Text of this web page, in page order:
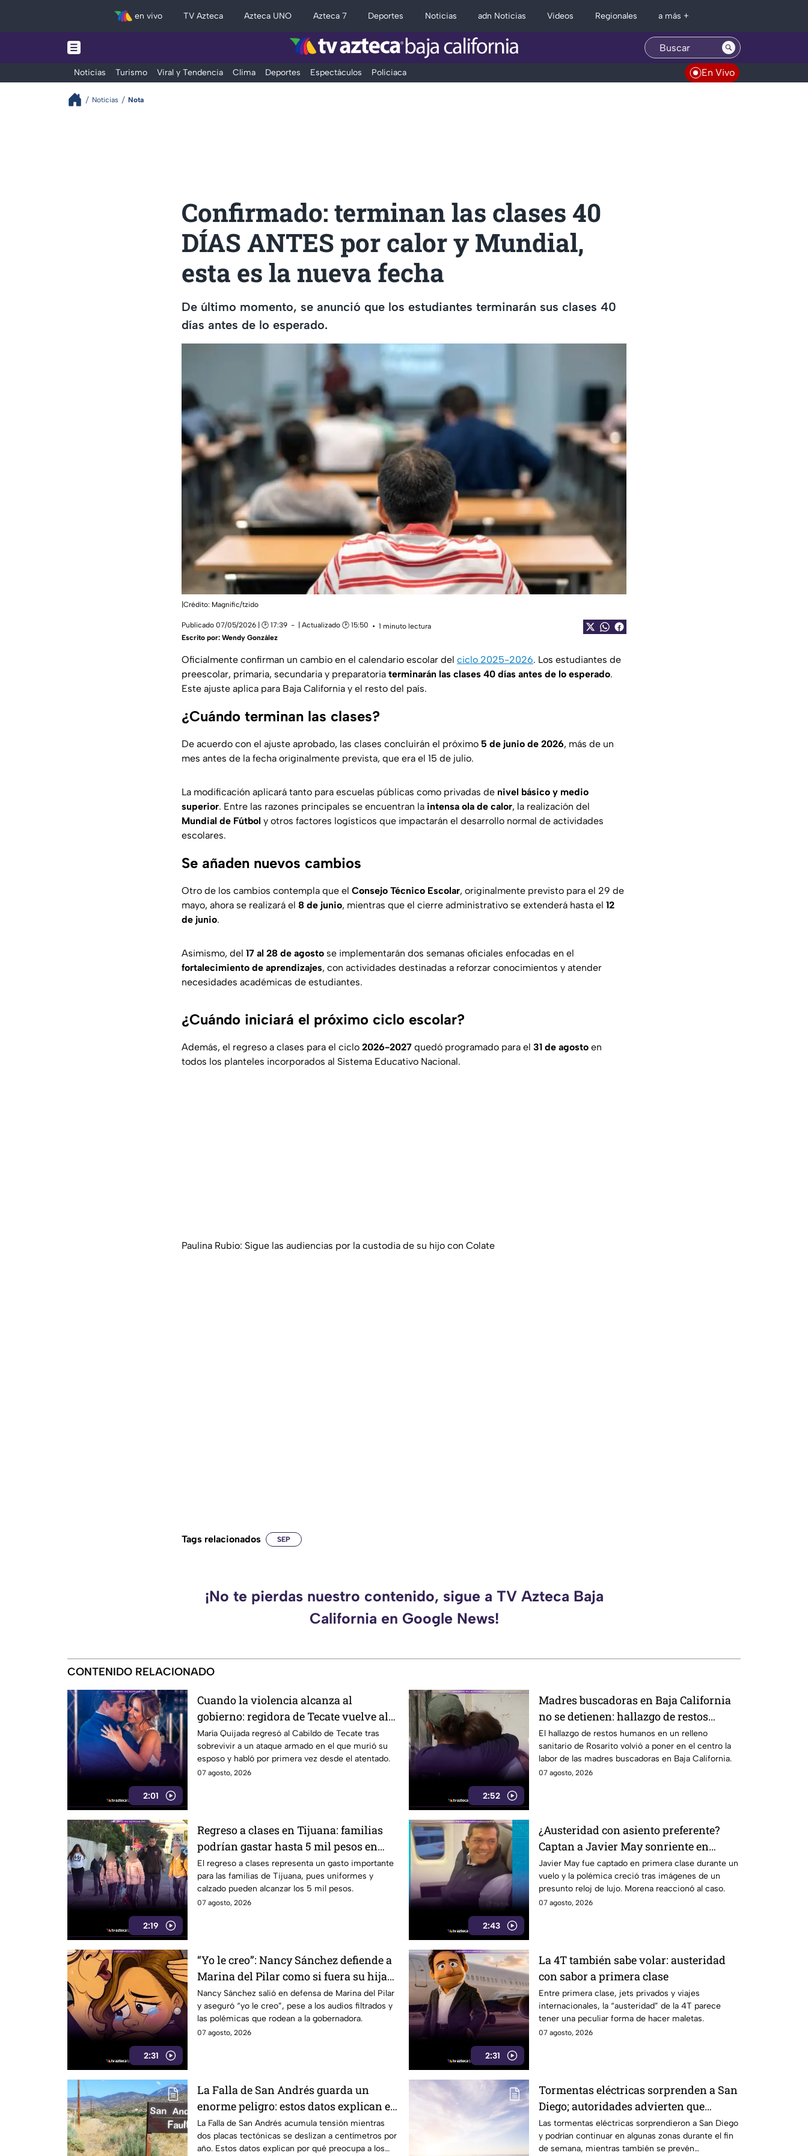
en vivo TV Azteca Azteca UNO Azteca 7 Deportes Noticias adn Noticias Videos Regionales a más +
Noticias Turismo Viral y Tendencia Clima Deportes Espectáculos Policiaca En Vivo
Noticias Nota
Confirmado: terminan las clases 40
DÍAS ANTES por calor y Mundial,
esta es la nueva fecha
De último momento, se anunció que los estudiantes terminarán sus clases 40
días antes de lo esperado.
|Crédito: Magnific/tzido
Publicado 07/05/2026 | 🕑 17:39 | Actualizado 🕑 15:50
1 minuto lectura
Escrito por: Wendy González
Oficialmente confirman un cambio en el calendario escolar del ciclo 2025-2026. Los estudiantes de
preescolar, primaria, secundaria y preparatoria terminarán las clases 40 días antes de lo esperado.
Este ajuste aplica para Baja California y el resto del país.
¿Cuándo terminan las clases?
De acuerdo con el ajuste aprobado, las clases concluirán el próximo 5 de junio de 2026, más de un
mes antes de la fecha originalmente prevista, que era el 15 de julio.
La modificación aplicará tanto para escuelas públicas como privadas de nivel básico y medio
superior. Entre las razones principales se encuentran la intensa ola de calor, la realización del
Mundial de Fútbol y otros factores logísticos que impactarán el desarrollo normal de actividades
escolares.
Se añaden nuevos cambios
Otro de los cambios contempla que el Consejo Técnico Escolar, originalmente previsto para el 29 de
mayo, ahora se realizará el 8 de junio, mientras que el cierre administrativo se extenderá hasta el 12
de junio.
Asimismo, del 17 al 28 de agosto se implementarán dos semanas oficiales enfocadas en el
fortalecimiento de aprendizajes, con actividades destinadas a reforzar conocimientos y atender
necesidades académicas de estudiantes.
¿Cuándo iniciará el próximo ciclo escolar?
Además, el regreso a clases para el ciclo 2026-2027 quedó programado para el 31 de agosto en
todos los planteles incorporados al Sistema Educativo Nacional.
Paulina Rubio: Sigue las audiencias por la custodia de su hijo con Colate
Tags relacionados SEP
¡No te pierdas nuestro contenido, sigue a TV Azteca Baja
California en Google News!
CONTENIDO RELACIONADO
2:01
Cuando la violencia alcanza al
gobierno: regidora de Tecate vuelve al
Cabildo tras sobrevivir a un ataque
armado
María Quijada regresó al Cabildo de Tecate tras
sobrevivir a un ataque armado en el que murió su
esposo y habló por primera vez desde el atentado.
07 agosto, 2026
2:52
Madres buscadoras en Baja California
no se detienen: hallazgo de restos
humanos reaviva la preocupación
El hallazgo de restos humanos en un relleno
sanitario de Rosarito volvió a poner en el centro la
labor de las madres buscadoras en Baja California.
07 agosto, 2026
2:19
Regreso a clases en Tijuana: familias
podrían gastar hasta 5 mil pesos en
uniformes y calzado
El regreso a clases representa un gasto importante
para las familias de Tijuana, pues uniformes y
calzado pueden alcanzar los 5 mil pesos.
07 agosto, 2026
2:43
¿Austeridad con asiento preferente?
Captan a Javier May sonriente en
primera clase y Morena le “jala las
orejas”
Javier May fue captado en primera clase durante un
vuelo y la polémica creció tras imágenes de un
presunto reloj de lujo. Morena reaccionó al caso.
07 agosto, 2026
2:31
“Yo le creo”: Nancy Sánchez defiende a
Marina del Pilar como si fuera su hija
pese a polémicas
Nancy Sánchez salió en defensa de Marina del Pilar
y aseguró “yo le creo”, pese a los audios filtrados y
las polémicas que rodean a la gobernadora.
07 agosto, 2026
2:31
La 4T también sabe volar: austeridad
con sabor a primera clase
Entre primera clase, jets privados y viajes
internacionales, la “austeridad” de la 4T parece
tener una peculiar forma de hacer maletas.
07 agosto, 2026
La Falla de San Andrés guarda un
enorme peligro: estos datos explican el
temor científico
La Falla de San Andrés acumula tensión mientras
dos placas tectónicas se deslizan a centímetros por
año. Estos datos explican por qué preocupa a los
Tormentas eléctricas sorprenden a San
Diego; autoridades advierten que
continuarán durante el fin de semana
Las tormentas eléctricas sorprendieron a San Diego
y podrían continuar en algunas zonas durante el fin
de semana, mientras también se prevén